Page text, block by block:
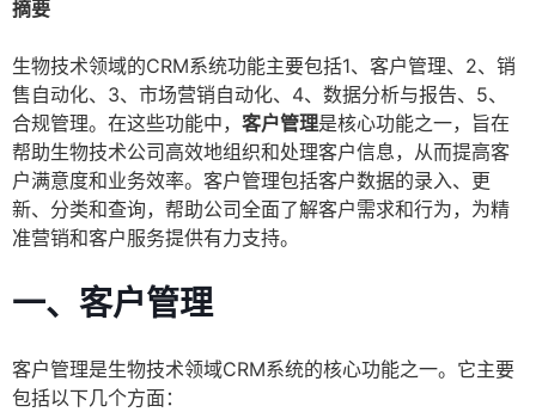
摘要
生物技术领域的CRM系统功能主要包括1、客户管理、2、销
售自动化、3、市场营销自动化、4、数据分析与报告、5、
合规管理。在这些功能中， 客户管理是核心功能之一，旨在
帮助生物技术公司高效地组织和处理客户信息，从而提高客
户满意度和业务效率。客户管理包括客户数据的录入、更
新、分类和查询，帮助公司全面了解客户需求和行为，为精
准营销和客户服务提供有力支持。
一、客户管理
客户管理是生物技术领域CRM系统的核心功能之一。它主要
包括以下几个方面：